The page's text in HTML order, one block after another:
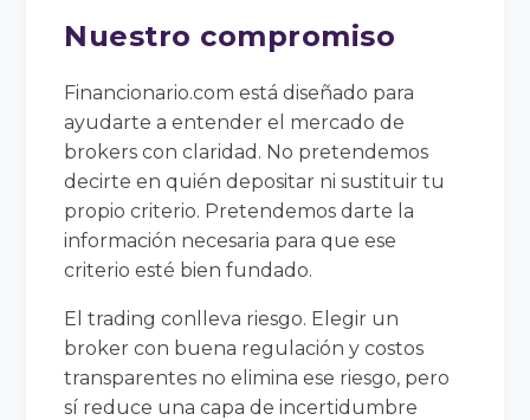
Nuestro compromiso
Financionario.com está diseñado para
ayudarte a entender el mercado de
brokers con claridad. No pretendemos
decirte en quién depositar ni sustituir tu
propio criterio. Pretendemos darte la
información necesaria para que ese
criterio esté bien fundado.
El trading conlleva riesgo. Elegir un
broker con buena regulación y costos
transparentes no elimina ese riesgo, pero
sí reduce una capa de incertidumbre